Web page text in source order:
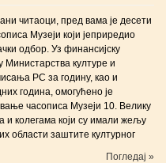
читаоци, пред вама је десети
Музеји који јеприредиo
одбор. Уз финансијску
Министарства културе и
РС за годину, као и
година, омогућено је
часописа Музеји 10. Велику
и колегама који су имали жељу
области заштите културног
Погледај »